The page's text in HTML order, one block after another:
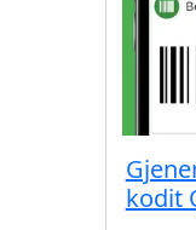
kodit